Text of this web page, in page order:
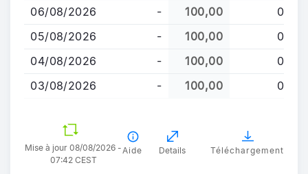
principal
06/08/2026
- 100,00
0
05/08/2026
- 100,00
0
04/08/2026
- 100,00
0
03/08/2026
- 100,00 0
Mise à jour 08/08/2026 -
07:42 CEST
Aide Details Téléchargement